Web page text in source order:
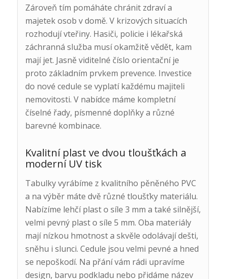
Zároveň tím pomáháte chránit zdraví a
majetek osob v domě. V krizových situacích
rozhodují vteřiny. Hasiči, policie i lékařská
záchranná služba musí okamžitě vědět, kam
mají jet. Jasně viditelné číslo orientační je
proto základním prvkem prevence. Investice
do nové cedule se vyplatí každému majiteli
nemovitosti. V nabídce máme kompletní
číselné řady, písmenné doplňky a různé
barevné kombinace.
Kvalitní plast ve dvou tloušťkách a
moderní UV tisk
Tabulky vyrábíme z kvalitního pěněného PVC
a na výběr máte dvě různé tloušťky materiálu.
Nabízíme lehčí plast o síle 3 mm a také silnější,
velmi pevný plast o síle 5 mm. Oba materiály
mají nízkou hmotnost a skvěle odolávají dešti,
sněhu i slunci. Cedule jsou velmi pevné a hned
se nepoškodí. Na přání vám rádi upravíme
design, barvu podkladu nebo přidáme název